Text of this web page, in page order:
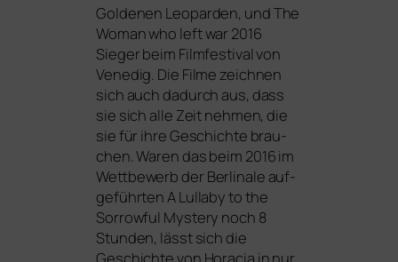
Goldenen Leoparden, undThe
Woman who leftwar 2016
Sieger beim Filmfestival von
Venedig. Die Filme zeich­nen
sich auch dadurch aus, dass
sie sich alle Zeit neh­men, die
sie für ihre Geschichte brau­
chen. Waren das beim 2016 im
Wettbewerb der Berlinale auf­
ge­führ­tenA Lullaby to the
Sorrowful Mystery noch 8
Stunden, lässt sich die